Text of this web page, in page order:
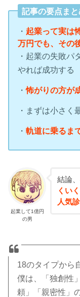
記事の要点ま
・ 起業って実は
万円でも、その
・起業の失敗パ
やれば成功する
・怖がりの方が
・まずは小さく
・軌道に乗るま
起業して1億円
の男
結論、
くい
人気
18のタイプから
僕は、「独創性
頼」「親密性」